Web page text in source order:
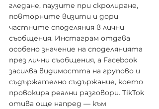
гледане, паузите при скролиране,
повторните визити и дори
частните споделяния в лични
съобщения. Инстаграм отдава
особено значение на споделянията
през лични съобщения, а Facebook
засилва видимостта на групово и
съдържателно съдържание, което
провокира реални разговори. TikTok
отива още напред — към